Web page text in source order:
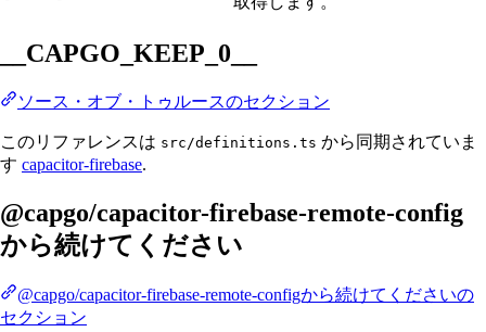
__CAPGO_KEEP_0__
ソース・オブ・トゥルースのセクション
このリファレンスは src/definitions.ts から同期されていま
す capacitor-firebase.
@capgo/capacitor-firebase-remote-config
から続けてください
@capgo/capacitor-firebase-remote-configから続けてくださいの
セクション